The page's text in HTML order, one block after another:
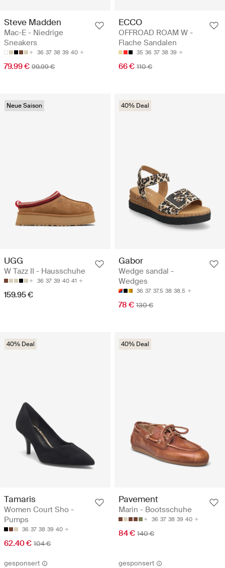
Steve Madden
Mac-E - Niedrige
Sneakers
36 37 38 39 40
79.99 € 99.99 €
ECCO
OFFROAD ROAM W -
Flache Sandalen
35 36 37 38 39
66 € 110 €
Neue Saison
UGG
W Tazz II - Hausschuhe
36 37 39 40 41
159.95 €
40% Deal
Gabor
Wedge sandal -
Wedges
36 37 37.5 38 38.5
78 € 130 €
40% Deal
Tamaris
Women Court Sho -
Pumps
36 37 38 39 40
62.40 € 104 €
40% Deal
Pavement
Marin - Bootsschuhe
36 37 38 39 40
84 € 140 €
gesponsert gesponsert